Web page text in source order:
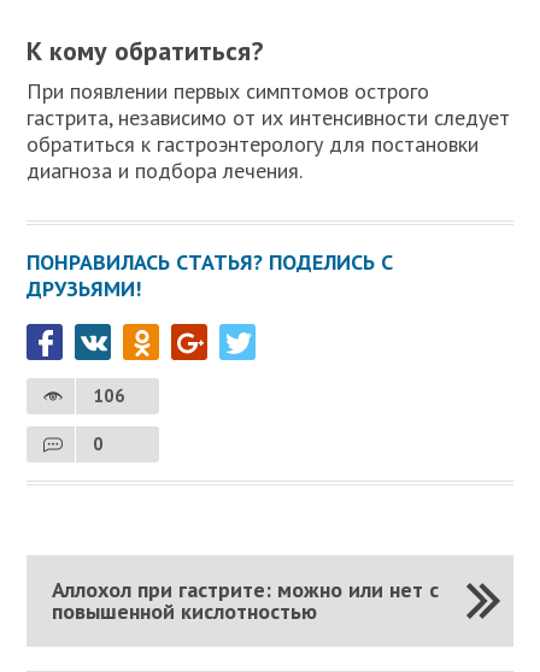
К кому обратиться?
При появлении первых симптомов острого
гастрита, независимо от их интенсивности следует
обратиться к гастроэнтерологу для постановки
диагноза и подбора лечения.
ПОНРАВИЛАСЬ СТАТЬЯ? ПОДЕЛИСЬ С
ДРУЗЬЯМИ!
106
0
Аллохол при гастрите: можно или нет с
повышенной кислотностью